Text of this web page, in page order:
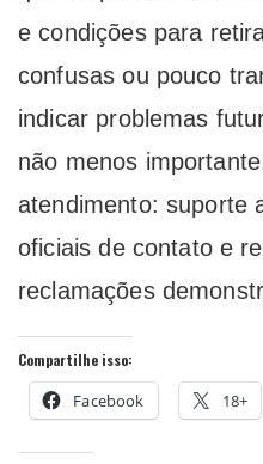
e condições para
confusas ou pouco
indicar problemas
não menos
atendimento: suporte
oficiais de contato e
reclamações
Compartilhe isso:
Facebook 18+